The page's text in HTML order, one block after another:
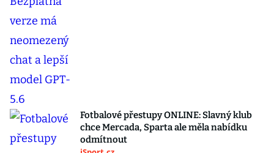
Fotbalové přestupy ONLINE: Slavný klub
chce Mercada, Sparta ale měla nabídku
odmítnout